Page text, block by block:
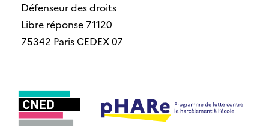
Défenseur des droits
Libre réponse 71120
75342 Paris CEDEX 07